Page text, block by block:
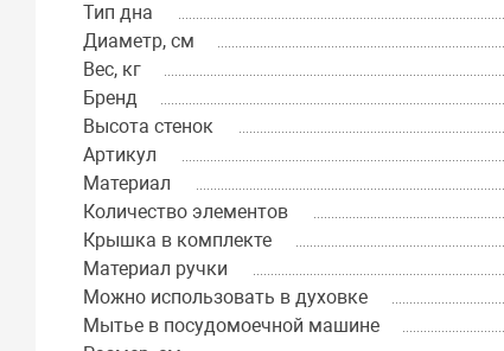
Тип дна
Диаметр, см
Вес, кг
Бренд
Высота стенок
Артикул
Материал
Количество элементов
Крышка в комплекте
Материал ручки
Можно использовать в духовке
Мытье в посудомоечной машине